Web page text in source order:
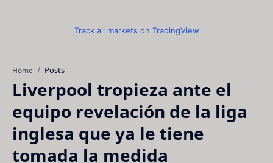
Track all markets on TradingView
Home Posts
Liverpool tropieza ante el
equipo revelación de la liga
inglesa que ya le tiene
tomada la medida